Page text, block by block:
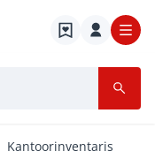
Kantoorinventaris